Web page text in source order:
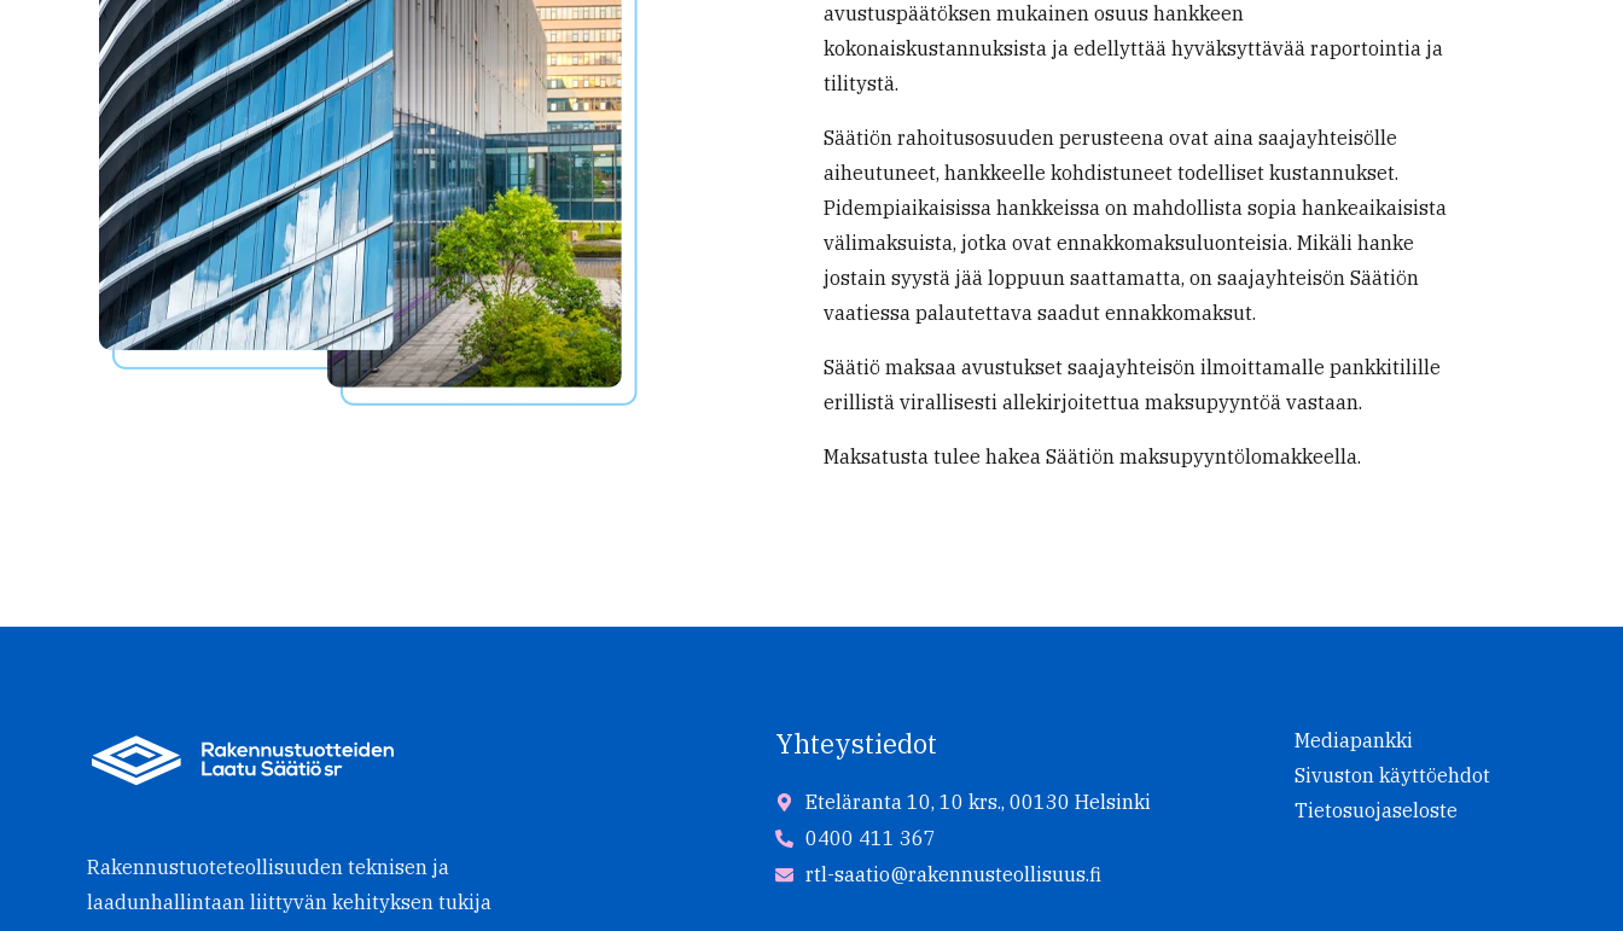
avustuspäätöksen mukainen osuus hankkeen
kokonaiskustannuksista ja edellyttää hyväksyttävää raportointia ja
tilitystä.
Säätiön rahoitusosuuden perusteena ovat aina saajayhteisölle
aiheutuneet, hankkeelle kohdistuneet todelliset kustannukset.
Pidempiaikaisissa hankkeissa on mahdollista sopia hankeaikaisista
välimaksuista, jotka ovat ennakkomaksuluonteisia. Mikäli hanke
jostain syystä jää loppuun saattamatta, on saajayhteisön Säätiön
vaatiessa palautettava saadut ennakkomaksut.
Säätiö maksaa avustukset saajayhteisön ilmoittamalle pankkitilille
erillistä virallisesti allekirjoitettua maksupyyntöä vastaan.
Maksatusta tulee hakea Säätiön maksupyyntölomakkeella.
Rakennustuoteteollisuuden teknisen ja
laadunhallintaan liittyvän kehityksen tukija
Yhteystiedot
Eteläranta 10, 10 krs., 00130 Helsinki
0400 411 367
rtl-saatio@rakennusteollisuus.fi
Mediapankki
Sivuston käyttöehdot
Tietosuojaseloste